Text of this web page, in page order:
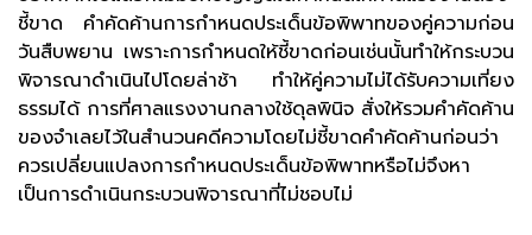
ชี้ขาด คำคัดค้านการกำหนดประเด็นข้อพิพาทของคู่ความก่อน
วันสืบพยาน เพราะการกำหนดให้ชี้ขาดก่อนเช่นนั้นทำให้กระบวน
พิจารณาดำเนินไปโดยล่าช้า ทำให้คู่ความไม่ได้รับความเที่ยง
ธรรมได้ การที่ศาลแรงงานกลางใช้ดุลพินิจ สั่งให้รวมคำคัดค้าน
ของจำเลยไว้ในสำนวนคดีความโดยไม่ชี้ขาดคำคัดค้านก่อนว่า
ควรเปลี่ยนแปลงการกำหนดประเด็นข้อพิพาทหรือไม่จึงหา
เป็นการดำเนินกระบวนพิจารณาที่ไม่ชอบไม่